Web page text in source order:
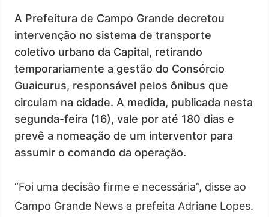
A Prefeitura de Campo Grande decretou
intervenção no sistema de transporte
coletivo urbano da Capital, retirando
temporariamente a gestão do Consórcio
Guaicurus, responsável pelos ônibus que
circulam na cidade. A medida, publicada nesta
segunda-feira (16), vale por até 180 dias e
prevê a nomeação de um interventor para
assumir o comando da operação.
“Foi uma decisão firme e necessária”, disse ao
Campo Grande News a prefeita Adriane Lopes.